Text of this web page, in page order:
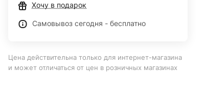
Хочу в подарок
Самовывоз сегодня - бесплатно
Цена действительна только для интернет-магазина
и может отличаться от цен в розничных магазинах